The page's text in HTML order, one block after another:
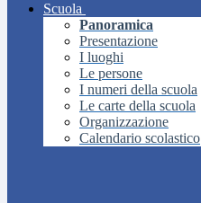
Scuola
Panoramica
Presentazione
I luoghi
Le persone
I numeri della scuola
Le carte della scuola
Organizzazione
Calendario scolastico